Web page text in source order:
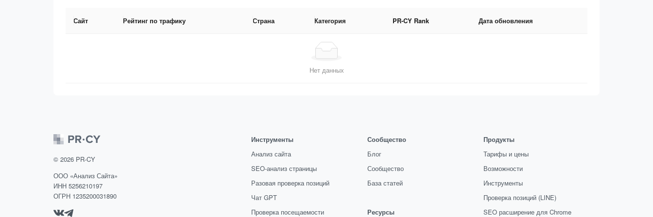
Сайт Рейтинг по трафику Страна Категория PR-CY Rank Дата обновления
Нет данных
© 2026 PR-CY
ООО «Анализ Сайта»
ИНН 5256210197
ОГРН 1235200031890
Инструменты
Анализ сайта
SEO-анализ страницы
Разовая проверка позиций
Чат GPT
Проверка посещаемости
Сообщество
Блог
Сообщество
База статей
Ресурсы
Продукты
Тарифы и цены
Возможности
Инструменты
Проверка позиций (LINE)
SEO расширение для Chrome